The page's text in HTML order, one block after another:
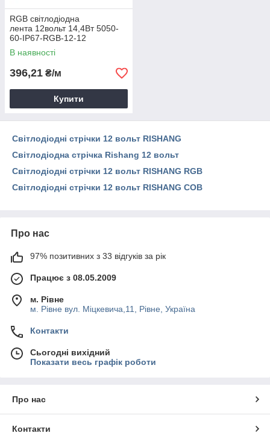
RGB світлодіодна
лента 12вольт 14,4Вт 5050-
60-IP67-RGB-12-12
RN3260AQ RGB Rishang
Рішанг 8448
В наявності
396,21 ₴/м
Купити
Світлодіодні стрічки 12 вольт RISHANG
Світлодіодна стрічка Rishang 12 вольт
Світлодіодні стрічки 12 вольт RISHANG RGB
Світлодіодні стрічки 12 вольт RISHANG COB
Про нас
97% позитивних з 33 відгуків за рік
Працює з 08.05.2009
м. Рівне
м. Рівне вул. Міцкевича,11, Рівне, Україна
Контакти
Сьогодні вихідний
Показати весь графік роботи
Про нас
Контакти